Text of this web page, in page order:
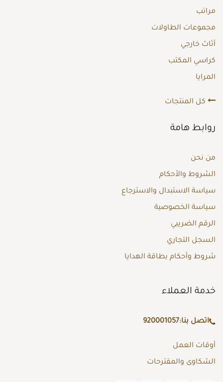
مراتب
مجموعات الطاولات
أثاث خارجي
كراسي المكتب
المرايا
كل المنتجات
روابط هامة
من نحن
الشروط والأحكام
سياسة الاستبدال والاسترجاع
سياسة الخصوصية
الرقم الضريبي
السجل التجاري
شروط وأحكام بطاقة الهدايا
خدمة العملاء
اتصل بنا:920001057
أوقات العمل
الشكاوى والمقترحات